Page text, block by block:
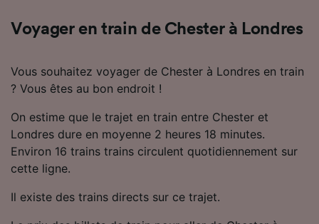
Voyager en train de Chester à Londres
Vous souhaitez voyager de Chester à Londres en train
? Vous êtes au bon endroit !
On estime que le trajet en train entre Chester et
Londres dure en moyenne 2 heures 18 minutes.
Environ 16 trains trains circulent quotidiennement sur
cette ligne.
Il existe des trains directs sur ce trajet.